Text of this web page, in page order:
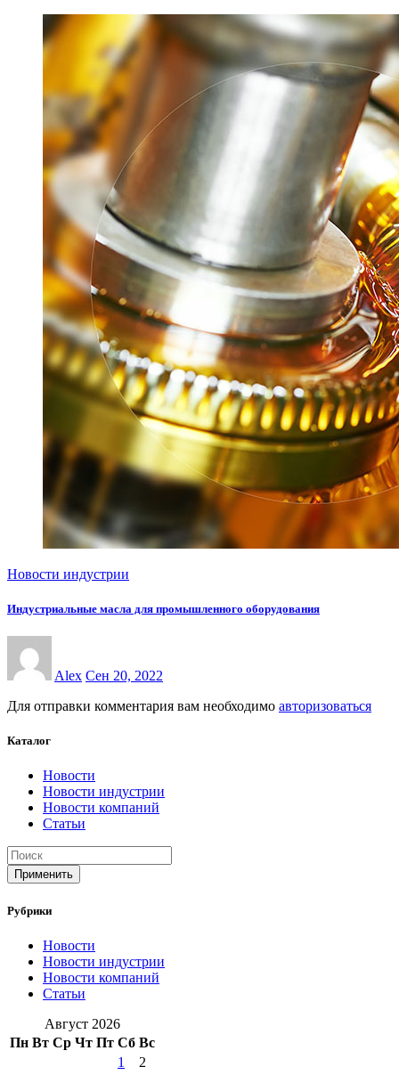
Новости индустрии
Индустриальные масла для промышленного оборудования
Alex Сен 20, 2022
Для отправки комментария вам необходимо авторизоваться
Каталог
Новости
Новости индустрии
Новости компаний
Статьи
Применить
Рубрики
Новости
Новости индустрии
Новости компаний
Статьи
Август 2026
Пн Вт Ср Чт Пт Сб Вс
1
2